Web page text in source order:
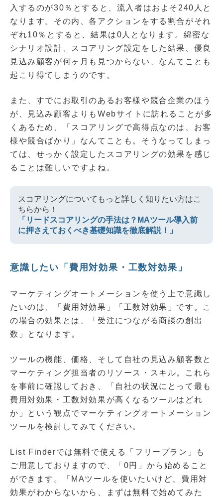
入するのが30％とすると、流入者はおよそ240人と
なります。その内、各アクションをする割合がそれ
ぞれ10％とすると、結果は0人となります。綿密な
シナリオ設計、スコアリング設定をした結果、優良
見込み顧客が何ヶ月も見つからない、なんてことも
起こり得てしまうのです。
また、すでにお取引のあるお客様や競合企業のほう
が、見込み顧客よりもWebサイトに訪れることが多
くあるため、「スコアリングで高得点なのは、お客
様や競合ばかり」なんてことも。そうなってしまっ
ては、せっかく設定したスコアリングの効果を感じ
ることは難しいですよね。
スコアリングについてもっと詳しく知りたい方はこ
ちらから！
「リードスコアリングの手法は？MAツール導入前
に押さえておくべき基礎知識を徹底解説！」
意識したい「費用対効果・工数対効果」
マーケティングオートメーションを使う上で意識し
たいのは、「費用対効果」「工数対効果」です。こ
の場合の効果とは、「受注につながる商談の創出
数」となります。
ツールの機能、価格、そして自社の見込み顧客数と
マーケティング担当者のリソース・スキル。これら
を事前に確認しておき、「自社の状況にとって最も
費用対効果・工数対効果が高くなるツールはどれ
か」という観点でマーケティングオートメーション
ツールを検討してみてください。
List Finderでは無料で使える「フリープラン」も
ご用意しておりますので、「0円」から始めること
ができます。「MAツールを使いたいけど、費用対
効果がわからないから、まずは無料で始めてみた